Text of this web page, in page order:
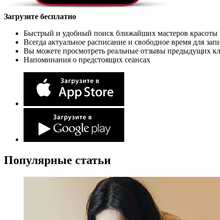
Загрузите бесплатно
Быстрый и удобный поиск ближайших мастеров красоты
Всегда актуальное расписание и свободное время для
Вы можете просмотреть реальные отзывы предыдущих
Напоминания о предстоящих сеансах
Популярные статьи